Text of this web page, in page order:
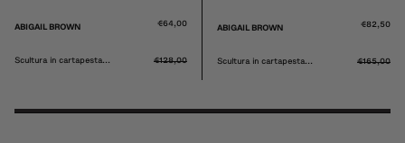
BROWN €55,00
in cartapesta... €110,00
ABIGAIL BROWN €69,00
Scultura in cartapesta... €138,00